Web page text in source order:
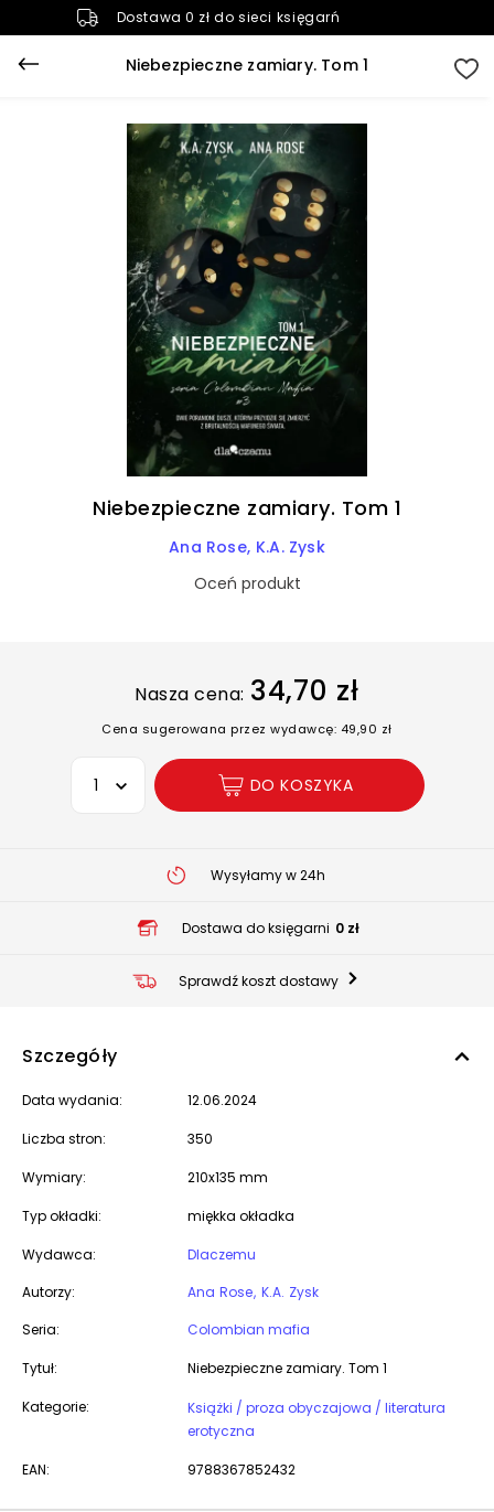
Dostawa 0 zł do sieci księgarń
Niebezpieczne zamiary. Tom 1
Niebezpieczne zamiary. Tom 1
Ana Rose K.A. Zysk
Oceń produkt
Nasza cena: 34,70 zł
Cena sugerowana przez wydawcę: 49,90 zł
Wybierz opcję
DO KOSZYKA
Wysyłamy w 24h
Dostawa do księgarni 0 zł
Sprawdź koszt dostawy
Szczegóły
Data wydania: 12.06.2024
Liczba stron: 350
Wymiary: 210x135 mm
Typ okładki: miękka okładka
Wydawca:
Dlaczemu
Autorzy:
Ana Rose K.A. Zysk
Seria:
Colombian mafia
Tytuł: Niebezpieczne zamiary. Tom 1
Kategorie:
Książki / proza obyczajowa / literatura
erotyczna
EAN: 9788367852432